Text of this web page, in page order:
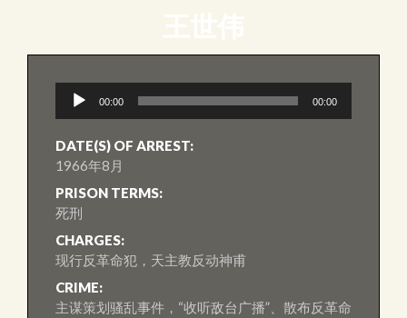
放
器
00:00 00:00
DATE(S) OF ARREST:
1966年8月
PRISON TERMS:
死刑
CHARGES:
现行反革命犯，天主教反动神甫
CRIME:
主谋策划骚乱事件，“收听敌台广播”、散布反革命